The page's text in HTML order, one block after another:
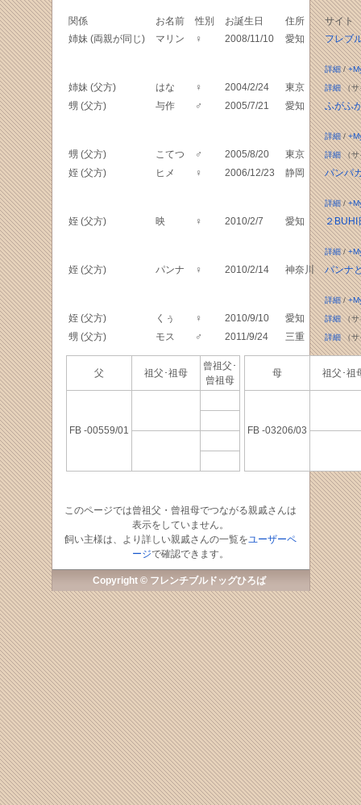
関係 お名前 性別 お誕生日 住所
サイト
姉妹 (両親が同じ)
マリン ♀ 2008/11/10 愛知 フレブ
詳細/
姉妹 (父方) はな ♀ 2004/2/24 東京 詳細（サ
甥 (父方) 与作 ♂ 2005/7/21 愛知 ふがふ
詳細/
甥 (父方) こてつ ♂ 2005/8/20 東京 詳細（サ
姪 (父方) ヒメ ♀ 2006/12/23 静岡 パンパ
詳細/
姪 (父方) 映 ♀ 2010/2/7 愛知 ２BUHI
詳細/
姪 (父方) パンナ ♀ 2010/2/14 神奈川 パンナ
詳細/
姪 (父方) くぅ ♀ 2010/9/10 愛知 詳細（サ
甥 (父方) モス ♂ 2011/9/24 三重 詳細（サ
父 祖父･祖母
曾祖父･
曾祖母
FB -00559/01
母 祖父･
FB -03206/03
このページでは曾祖父・曾祖母でつながる親戚さんは
表示をしていません。
飼い主様は、より詳しい親戚さんの一覧をユーザーペ
ージで確認できます。
Copyright © フレンチブルドッグひろば